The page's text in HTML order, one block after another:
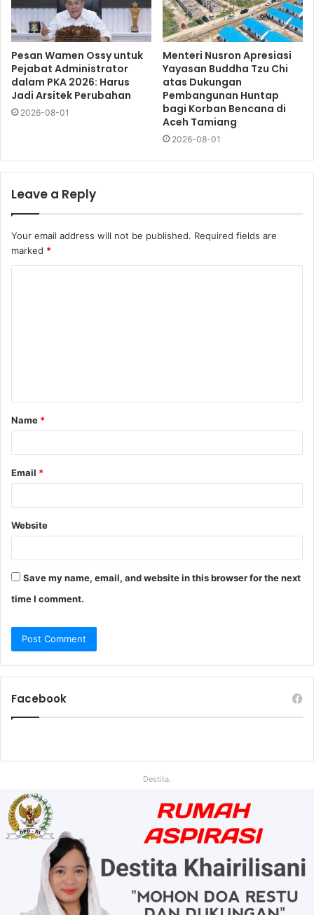
Pesan Wamen Ossy untuk
Pejabat Administrator
dalam PKA 2026: Harus
Jadi Arsitek Perubahan
2026-08-01
Menteri Nusron Apresiasi
Yayasan Buddha Tzu Chi
atas Dukungan
Pembangunan Huntap
bagi Korban Bencana di
Aceh Tamiang
2026-08-01
Leave a Reply
Your email address will not be published. Required fields are
marked *
Name *
Email *
Website
Save my name, email, and website in this browser for the next
time I comment.
Facebook
Destita.